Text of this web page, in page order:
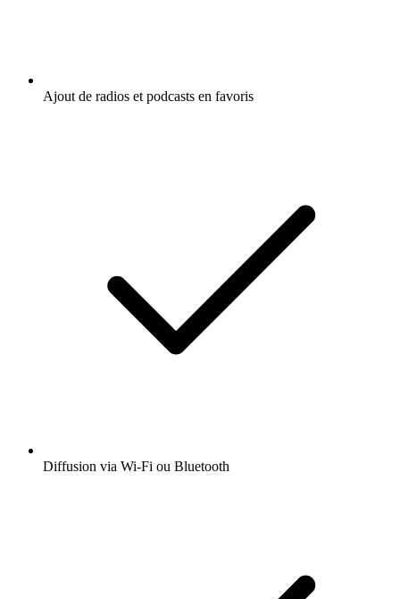
Ajout de radios et podcasts en favoris
Diffusion via Wi-Fi ou Bluetooth